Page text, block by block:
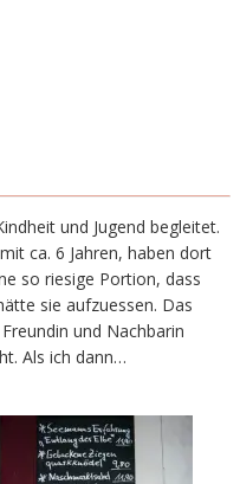
und Jugend begleitet.
ca. 6 Jahren, haben dort
so riesige Portion, dass
sie aufzuessen. Das
und Nachbarin
Als ich dann…